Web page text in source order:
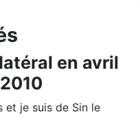
en avril
et je suis de Sin le